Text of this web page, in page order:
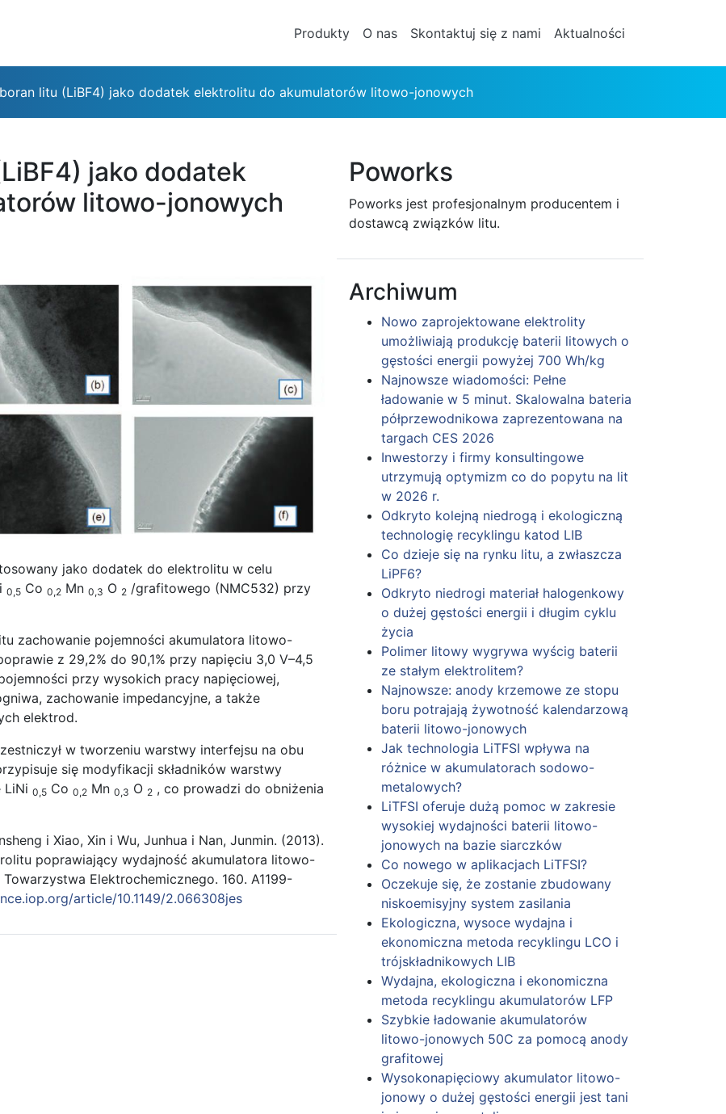
Produkty O nas Skontaktuj się z nami Aktualności
litu (LiBF4) jako dodatek elektrolitu do akumulatorów litowo-jonowych
jako dodatek
litowo-jonowych
jako dodatek do elektrolitu w celu
0,5 Co 0,2 Mn 0,3 O 2 /grafitowego (NMC532) przy
zachowanie pojemności akumulatora litowo-
z 29,2% do 90,1% przy napięciu 3,0 V–4,5
przy wysokich pracy napięciowej,
zachowanie impedancyjne, a także
elektrod.
w tworzeniu warstwy interfejsu na obu
się modyfikacji składników warstwy
LiNi 0,5 Co 0,2 Mn 0,3 O 2 , co prowadzi do obniżenia
i Xiao, Xin i Wu, Junhua i Nan, Junmin. (2013).
poprawiający wydajność akumulatora litowo-
Elektrochemicznego. 160. A1199-
article/10.1149/2.066308jes
Poworks
Poworks jest profesjonalnym producentem i
dostawcą związków litu.
Archiwum
Nowo zaprojektowane elektrolity
umożliwiają produkcję baterii litowych o
gęstości energii powyżej 700 Wh/kg
Najnowsze wiadomości: Pełne
ładowanie w 5 minut. Skalowalna bateria
półprzewodnikowa zaprezentowana na
targach CES 2026
Inwestorzy i firmy konsultingowe
utrzymują optymizm co do popytu na lit
w 2026 r.
Odkryto kolejną niedrogą i ekologiczną
technologię recyklingu katod LIB
Co dzieje się na rynku litu, a zwłaszcza
LiPF6?
Odkryto niedrogi materiał halogenkowy
o dużej gęstości energii i długim cyklu
życia
Polimer litowy wygrywa wyścig baterii
ze stałym elektrolitem?
Najnowsze: anody krzemowe ze stopu
boru potrajają żywotność kalendarzową
baterii litowo-jonowych
Jak technologia LiTFSI wpływa na
różnice w akumulatorach sodowo-
metalowych?
LiTFSI oferuje dużą pomoc w zakresie
wysokiej wydajności baterii litowo-
jonowych na bazie siarczków
Co nowego w aplikacjach LiTFSI?
Oczekuje się, że zostanie zbudowany
niskoemisyjny system zasilania
Ekologiczna, wysoce wydajna i
ekonomiczna metoda recyklingu LCO i
trójskładnikowych LIB
Wydajna, ekologiczna i ekonomiczna
metoda recyklingu akumulatorów LFP
Szybkie ładowanie akumulatorów
litowo-jonowych 50C za pomocą anody
grafitowej
Wysokonapięciowy akumulator litowo-
jonowy o dużej gęstości energii jest tani